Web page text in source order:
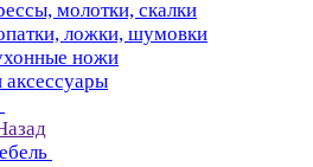
молотки, скалки
ложки, шумовки
ножи
аксессуары